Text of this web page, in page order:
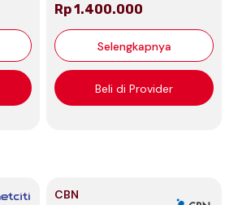
Rp 1.400.000
Selengkapnya
Beli di Provider
CBN